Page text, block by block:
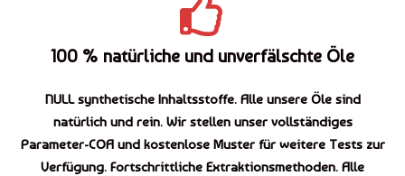
100 % natürliche und unverfälschte Öle
NULL synthetische Inhaltsstoffe. Alle unsere Öle sind
natürlich und rein. Wir stellen unser vollständiges
Parameter-COA und kostenlose Muster für weitere Tests zur
Verfügung. Fortschrittliche Extraktionsmethoden. Alle